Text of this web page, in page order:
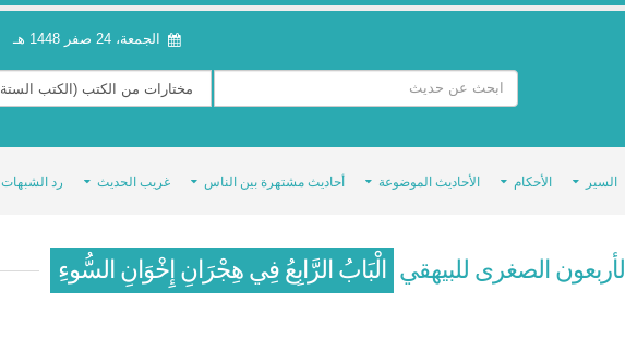
الجمعة، 24 صفر 1448 هـ
السير الأحكام الأحاديث الموضوعة أحاديث مشتهرة بين الناس غريب الحديث رد الشبهات
الأربعون الصغرى للبيهقي الْبَابُ الرَّابِعُ فِي هِجْرَانِ إِخْوَانِ السُّوءِ